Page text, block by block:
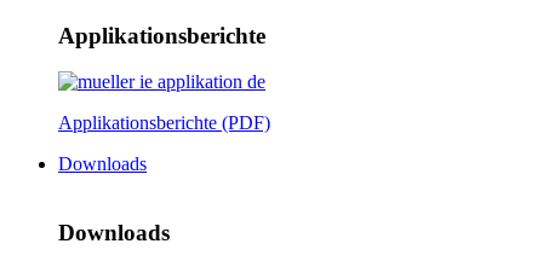
Applikationsberichte
Applikationsberichte (PDF)
Downloads
Downloads